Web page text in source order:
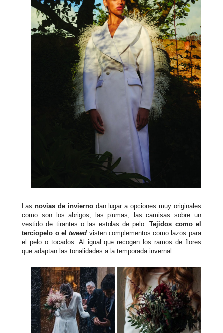
Lasnovias de inviernodan lugar a opciones muy originales
como son los abrigos, las plumas, las camisas sobre un
vestido de tirantes o las estolas de pelo.Tejidos como el
terciopelo o eltweed visten complementos como lazos para
el pelo o tocados. Al igual que recogen los ramos de flores
que adaptan las tonalidades a la temporada invernal.